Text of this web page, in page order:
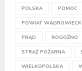
POLSKA POMOC
POWIAT WĄGROWIECKI
PRĄD ROGOŹNO
STRAŻ POŻARNA
WIELKOPOLSKA